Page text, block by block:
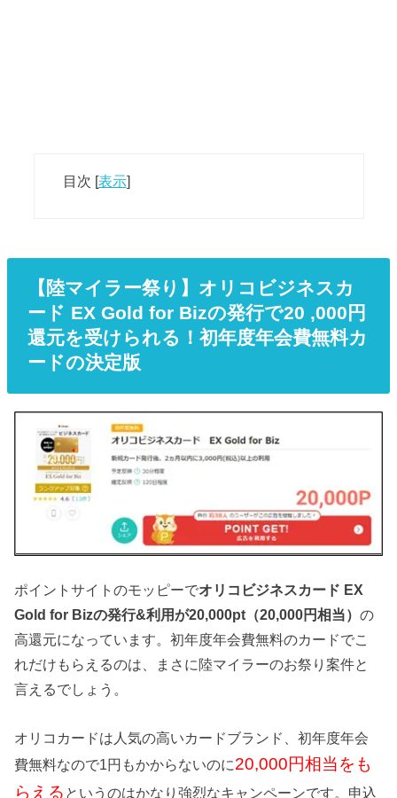
目次 [表示]
【陸マイラー祭り】オリコビジネスカ
ード EX Gold for Bizの発行で20 ,000円
還元を受けられる！初年度年会費無料カ
ードの決定版
ポイントサイトのモッピーでオリコビジネスカード EX
Gold for Bizの発行&利用が20,000pt（20,000円相当）の
高還元になっています。初年度年会費無料のカードでこ
れだけもらえるのは、まさに陸マイラーのお祭り案件と
言えるでしょう。
オリコカードは人気の高いカードブランド、初年度年会
費無料なので1円もかからないのに20,000円相当をも
らえる というのはかなり強烈なキャンペーンです。申込